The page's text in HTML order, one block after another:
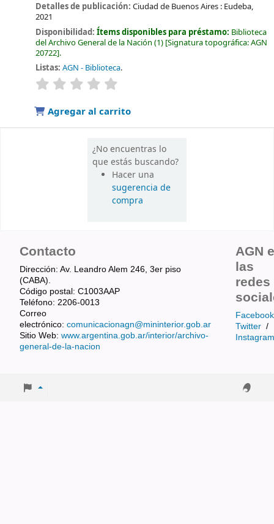
Detalles de publicación:Ciudad de Buenos Aires : Eudeba,
2021
Disponibilidad:Ítems disponibles para préstamo: Biblioteca
del Archivo General de la Nación (1) Signatura topográfica:AGN
20722 .
Listas: AGN - Biblioteca.
valoración
Agregar al carrito
¿No encuentras lo
que estás buscando?
Hacer una
sugerencia de
compra
Contacto
Dirección: Av. Leandro Alem 246, 3er piso
(CABA).
Código postal: C1003AAP
Teléfono: 2206-0013
Correo
electrónico: comunicacionagn@mininterior.gob.ar
Sitio Web: www.argentina.gob.ar/interior/archivo-
general-de-la-nacion
AGN
las
redes
Facebook
Twitter /
Instagram